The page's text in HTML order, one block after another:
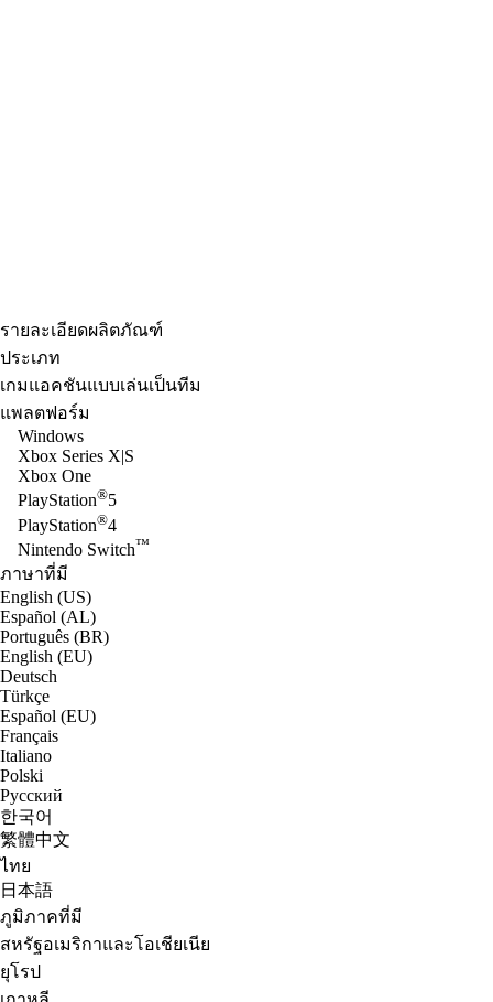
รายละเอียดผลิตภัณฑ์
ประเภท
เกมแอคชันแบบเล่นเป็นทีม
แพลตฟอร์ม
Windows
Xbox Series X|S
Xbox One
PlayStation®5
PlayStation®4
Nintendo Switch™
ภาษาที่มี
English (US)
Español (AL)
Português (BR)
English (EU)
Deutsch
Türkçe
Español (EU)
Français
Italiano
Polski
Русский
한국어
繁體中文
ไทย
日本語
ภูมิภาคที่มี
สหรัฐอเมริกาและโอเชียเนีย
ยุโรป